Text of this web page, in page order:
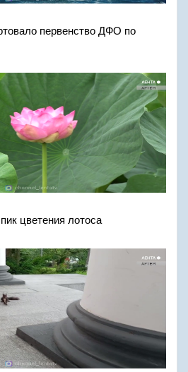
первенство ДФО по
цветения лотоса